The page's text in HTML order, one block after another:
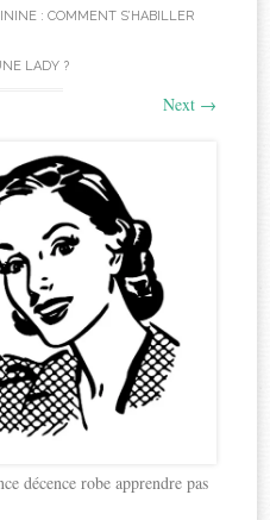
: COMMENT S’HABILLER
LADY ?
Next →
décence robe apprendre pas